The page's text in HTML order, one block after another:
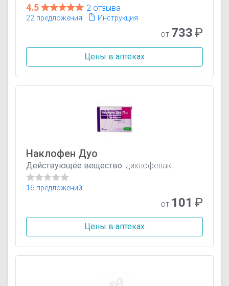
4.5 2 отзыва
22 предложения Инструкция
от 733₽
Цены в аптеках
Наклофен Дуо
Действующее вещество: диклофенак
16 предложений
от 101 ₽
Цены в аптеках